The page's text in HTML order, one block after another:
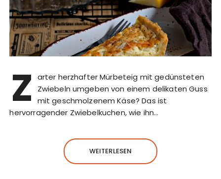
Z
arter herzhafter Mürbeteig mit gedünsteten
Zwiebeln umgeben von einem delikaten Guss
mit geschmolzenem Käse? Das ist
hervorragender Zwiebelkuchen, wie ihn…
WEITERLESEN